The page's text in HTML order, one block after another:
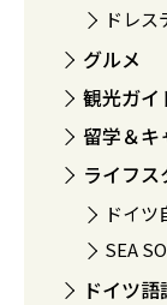
ドレス
グルメ
観光ガイ
留学＆キ
ライフス
ドイツ
SEA
ドイツ語